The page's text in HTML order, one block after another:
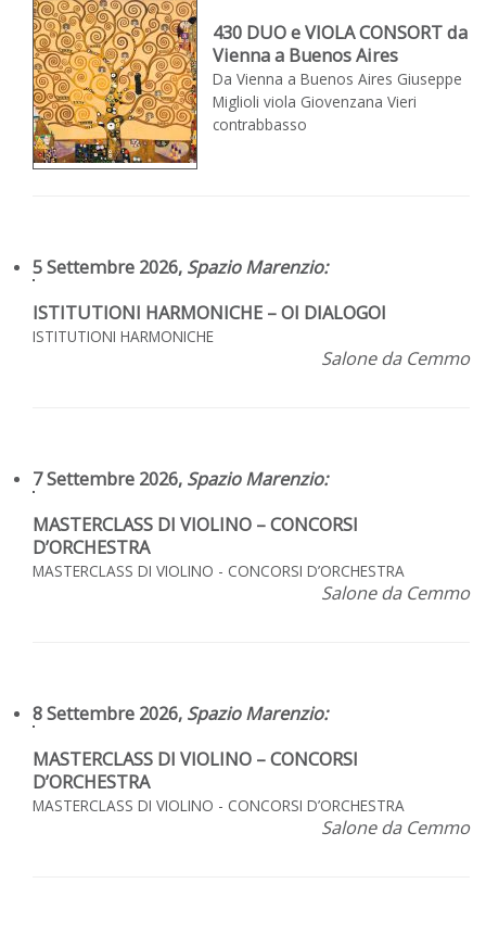
430 DUO e VIOLA CONSORT da
Vienna a Buenos Aires
Da Vienna a Buenos Aires Giuseppe
Miglioli viola Giovenzana Vieri
contrabbasso
5 Settembre 2026, Spazio Marenzio:
ISTITUTIONI HARMONICHE – OI DIALOGOI
ISTITUTIONI HARMONICHE
Salone da Cemmo
7 Settembre 2026, Spazio Marenzio:
MASTERCLASS DI VIOLINO – CONCORSI
D’ORCHESTRA
MASTERCLASS DI VIOLINO - CONCORSI D’ORCHESTRA
Salone da Cemmo
8 Settembre 2026, Spazio Marenzio:
MASTERCLASS DI VIOLINO – CONCORSI
D’ORCHESTRA
MASTERCLASS DI VIOLINO - CONCORSI D’ORCHESTRA
Salone da Cemmo